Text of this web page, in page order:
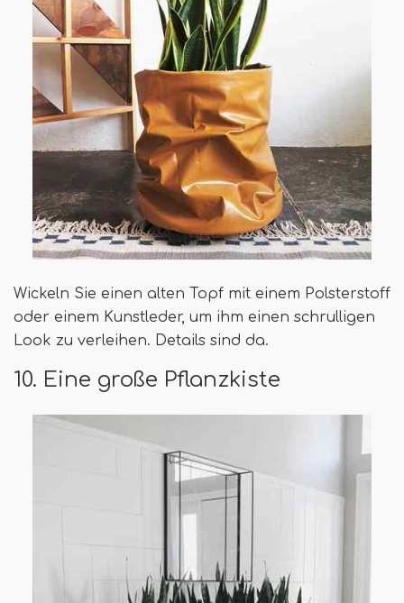
Wickeln Sie einen alten Topf mit einem Polsterstoff
oder einem Kunstleder, um ihm einen schrulligen
Look zu verleihen. Details sind da.
10. Eine große Pflanzkiste